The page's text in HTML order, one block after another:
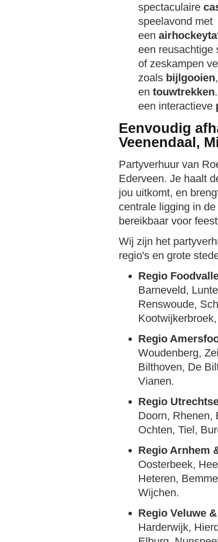
spectaculaire
speelavond met
een
een
of zeskampen
zoals bijlgooien
en touwtrekken
een interactieve
Eenvoudig
Veenendaal,
Partyverhuur van
Ederveen. Je haalt
jou uitkomt, en
centrale ligging in
bereikbaar voor
Wij zijn het
regio's en grote
Regio
Barneveld,
Renswoude,
Regio
Woudenberg,
Bilthoven, De
Vianen.
Regio
Doorn, Rhenen,
Ochten, Tiel,
Regio Arnhem
Oosterbeek,
Heteren,
Wijchen.
Regio Veluwe
Harderwijk,